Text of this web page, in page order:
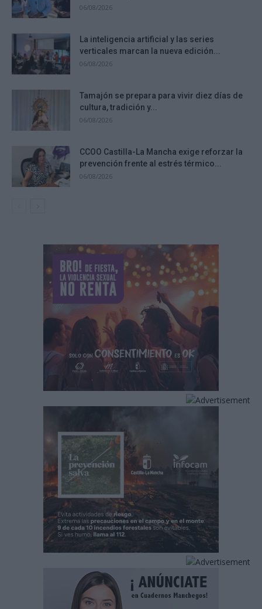
06/08/2026
La inteligencia artificial y las series
verticales marcan la nueva edición...
06/08/2026
Tamajón se prepara para vivir diez días de
cultura, tradición y...
06/08/2026
CCOO Castilla-La Mancha exige reforzar la
prevención frente al estrés térmico...
06/08/2026